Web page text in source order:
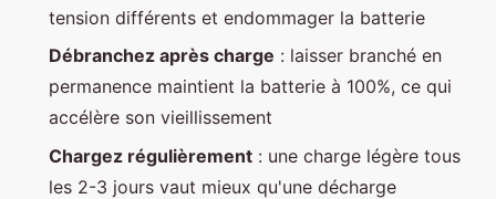
tension différents et endommager la batterie
Débranchez après charge : laisser branché en
permanence maintient la batterie à 100%, ce qui
accélère son vieillissement
Chargez régulièrement : une charge légère tous
les 2-3 jours vaut mieux qu'une décharge